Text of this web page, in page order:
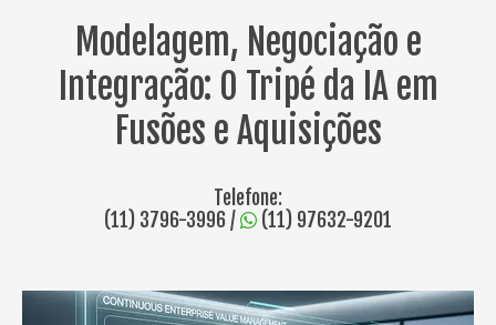
Modelagem, Negociação e
Integração: O Tripé da IA em
Fusões e Aquisições
Telefone:
(11) 3796-3996/ (11) 97632-9201